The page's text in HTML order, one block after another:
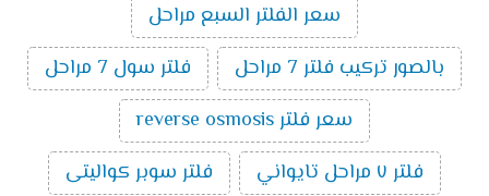
سعر الفلتر السبع مراحل
بالصور تركيب فلتر 7 مراحل
فلتر سول 7 مراحل
سعر فلتر reverse osmosis
فلتر ٧ مراحل تايواني
فلتر سوبر كواليتى